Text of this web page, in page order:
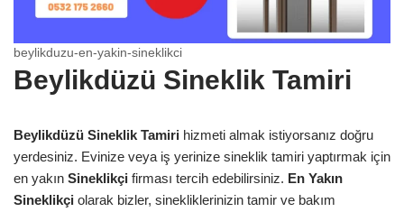
beylikduzu-en-yakin-sineklikci
Beylikdüzü Sineklik Tamiri
Beylikdüzü Sineklik Tamiri hizmeti almak istiyorsanız doğru
yerdesiniz. Evinize veya iş yerinize sineklik tamiri yaptırmak için
en yakın Sineklikçi firması tercih edebilirsiniz. En Yakın
Sineklikçi olarak bizler, sinekliklerinizin tamir ve bakım